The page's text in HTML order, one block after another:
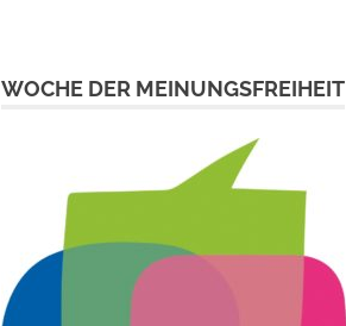
WOCHE DER MEINUNGSFREIHEIT